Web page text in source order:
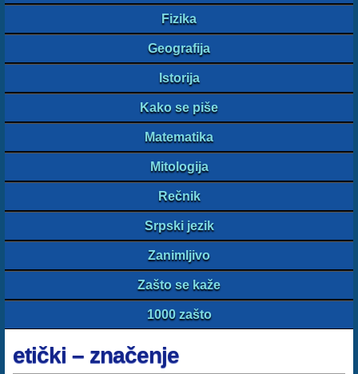
Fizika
Geografija
Istorija
Kako se piše
Matematika
Mitologija
Rečnik
Srpski jezik
Zanimljivo
Zašto se kaže
1000 zašto
etički – značenje